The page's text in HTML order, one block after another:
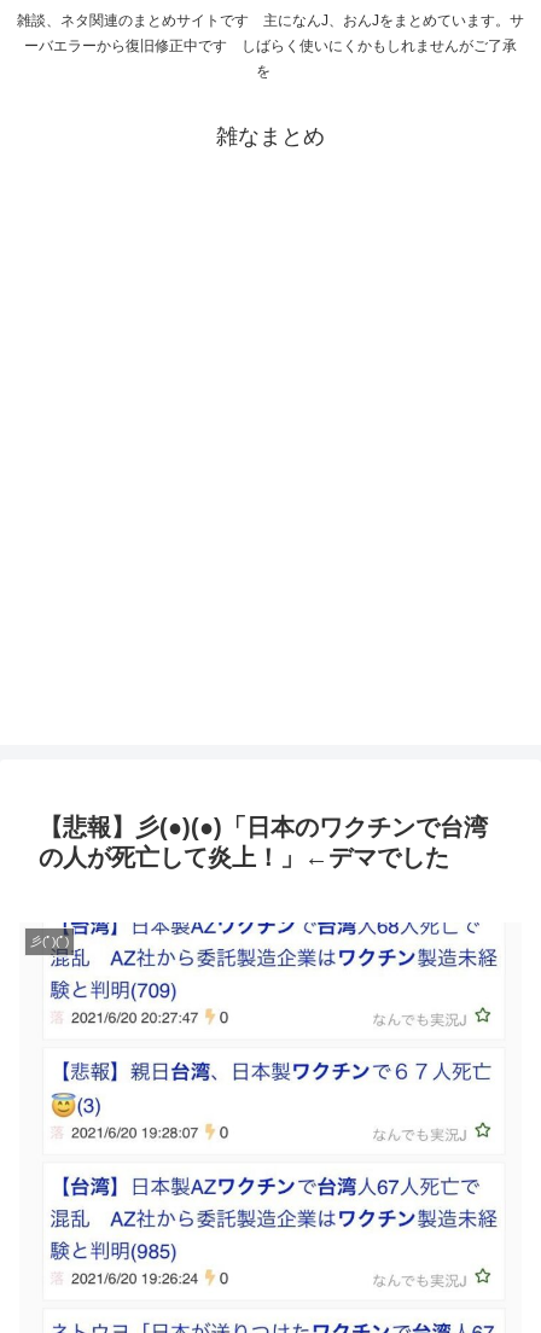
雑談、ネタ関連のまとめサイトです 主になんJ、おんJをまとめています。サ
ーバエラーから復旧修正中です しばらく使いにくかもしれませんがご了承
を
雑なまとめ
【悲報】彡(●)(●)「日本のワクチンで台湾
の人が死亡して炎上！」←デマでした
彡(ﾟ)(ﾟ)